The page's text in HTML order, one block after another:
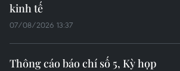
kinh tế
07/08/2026 13:37
Thông cáo báo chí số 5, Kỳ họp